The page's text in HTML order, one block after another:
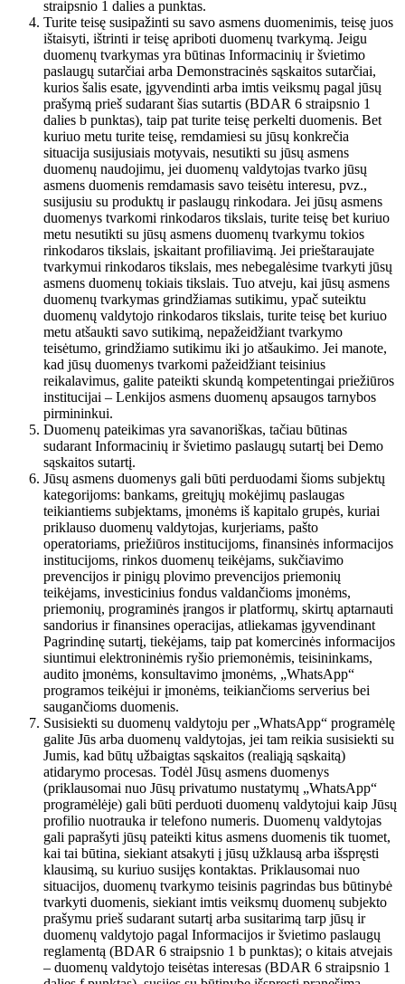
straipsnio 1 dalies a punktas.
Turite teisę susipažinti su savo asmens duomenimis, teisę juos
ištaisyti, ištrinti ir teisę apriboti duomenų tvarkymą. Jeigu
duomenų tvarkymas yra būtinas Informacinių ir švietimo
paslaugų sutarčiai arba Demonstracinės sąskaitos sutarčiai,
kurios šalis esate, įgyvendinti arba imtis veiksmų pagal jūsų
prašymą prieš sudarant šias sutartis (BDAR 6 straipsnio 1
dalies b punktas), taip pat turite teisę perkelti duomenis. Bet
kuriuo metu turite teisę, remdamiesi su jūsų konkrečia
situacija susijusiais motyvais, nesutikti su jūsų asmens
duomenų naudojimu, jei duomenų valdytojas tvarko jūsų
asmens duomenis remdamasis savo teisėtu interesu, pvz.,
susijusiu su produktų ir paslaugų rinkodara. Jei jūsų asmens
duomenys tvarkomi rinkodaros tikslais, turite teisę bet kuriuo
metu nesutikti su jūsų asmens duomenų tvarkymu tokios
rinkodaros tikslais, įskaitant profiliavimą. Jei prieštaraujate
tvarkymui rinkodaros tikslais, mes nebegalėsime tvarkyti jūsų
asmens duomenų tokiais tikslais. Tuo atveju, kai jūsų asmens
duomenų tvarkymas grindžiamas sutikimu, ypač suteiktu
duomenų valdytojo rinkodaros tikslais, turite teisę bet kuriuo
metu atšaukti savo sutikimą, nepažeidžiant tvarkymo
teisėtumo, grindžiamo sutikimu iki jo atšaukimo. Jei manote,
kad jūsų duomenys tvarkomi pažeidžiant teisinius
reikalavimus, galite pateikti skundą kompetentingai priežiūros
institucijai – Lenkijos asmens duomenų apsaugos tarnybos
pirmininkui.
Duomenų pateikimas yra savanoriškas, tačiau būtinas
sudarant Informacinių ir švietimo paslaugų sutartį bei Demo
sąskaitos sutartį.
Jūsų asmens duomenys gali būti perduodami šioms subjektų
kategorijoms: bankams, greitųjų mokėjimų paslaugas
teikiantiems subjektams, įmonėms iš kapitalo grupės, kuriai
priklauso duomenų valdytojas, kurjeriams, pašto
operatoriams, priežiūros institucijoms, finansinės informacijos
institucijoms, rinkos duomenų teikėjams, sukčiavimo
prevencijos ir pinigų plovimo prevencijos priemonių
teikėjams, investicinius fondus valdančioms įmonėms,
priemonių, programinės įrangos ir platformų, skirtų aptarnauti
sandorius ir finansines operacijas, atliekamas įgyvendinant
Pagrindinę sutartį, tiekėjams, taip pat komercinės informacijos
siuntimui elektroninėmis ryšio priemonėmis, teisininkams,
audito įmonėms, konsultavimo įmonėms, „WhatsApp“
programos teikėjui ir įmonėms, teikiančioms serverius bei
saugančioms duomenis.
Susisiekti su duomenų valdytoju per „WhatsApp“ programėlę
galite Jūs arba duomenų valdytojas, jei tam reikia susisiekti su
Jumis, kad būtų užbaigtas sąskaitos (realiąją sąskaitą)
atidarymo procesas. Todėl Jūsų asmens duomenys
(priklausomai nuo Jūsų privatumo nustatymų „WhatsApp“
programėlėje) gali būti perduoti duomenų valdytojui kaip Jūsų
profilio nuotrauka ir telefono numeris. Duomenų valdytojas
gali paprašyti jūsų pateikti kitus asmens duomenis tik tuomet,
kai tai būtina, siekiant atsakyti į jūsų užklausą arba išspręsti
klausimą, su kuriuo susijęs kontaktas. Priklausomai nuo
situacijos, duomenų tvarkymo teisinis pagrindas bus būtinybė
tvarkyti duomenis, siekiant imtis veiksmų duomenų subjekto
prašymu prieš sudarant sutartį arba susitarimą tarp jūsų ir
duomenų valdytojo pagal Informacijos ir švietimo paslaugų
reglamentą (BDAR 6 straipsnio 1 b punktas); o kitais atvejais
– duomenų valdytojo teisėtas interesas (BDAR 6 straipsnio 1